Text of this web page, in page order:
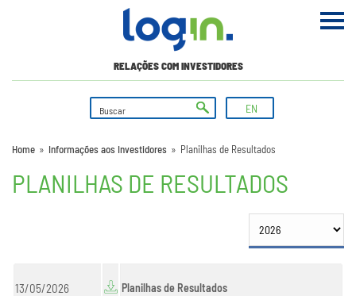
RELAÇÕES COM INVESTIDORES
EN
Home » Informações aos Investidores » Planilhas de Resultados
PLANILHAS DE RESULTADOS
13/05/2026 Planilhas de Resultados